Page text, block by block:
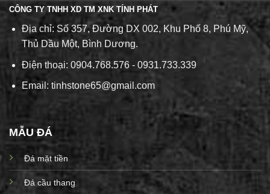
CÔNG TY TNHH XD TM XNK TÍNH PHÁT
Địa chỉ: Số 357, Đường DX 002, Khu Phố 8, Phú Mỹ,
Thủ Dầu Một, Bình Dương.
Điện thoại: 0904.768.576 - 0931.733.339
Email: tinhstone65@gmail.com
MẪU ĐÁ
Đá mặt tiền
Đá cầu thang